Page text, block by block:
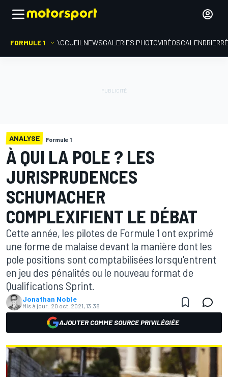
FORMULE 1 ACCUEIL NEWSGALERIES PHOTOVIDÉOSCALENDRIER
ANALYSE Formule 1
À QUI LA POLE ? LES
JURISPRUDENCES
SCHUMACHER
COMPLEXIFIENT LE DÉBAT
Cette année, les pilotes de Formule 1 ont exprimé
une forme de malaise devant la manière dont les
pole positions sont comptabilisées lorsqu'entrent
en jeu des pénalités ou le nouveau format de
Qualifications Sprint.
Jonathan Noble
Mis à jour: 20 oct. 2021, 13:38
AJOUTER COMME SOURCE PRIVILÉGIÉE